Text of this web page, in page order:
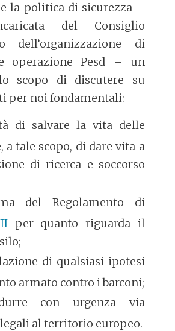
la politica di sicurezza –
del Consiglio
dell’organizzazione di
operazione Pesd – un
scopo di discutere su
per noi fondamentali:
di salvare la vita delle
a tale scopo, di dare vita a
di ricerca e soccorso
del Regolamento di
per quanto riguarda il
di qualsiasi ipotesi
armato contro i barconi;
con urgenza via
legali al territorio europeo.